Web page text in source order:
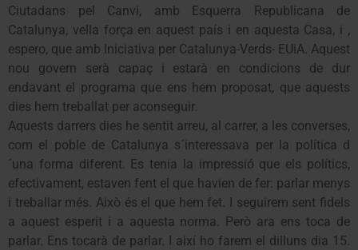
Ciutadans pel Canvi, amb Esquerra Republicana de
Catalunya, vella força en aquest país i en aquesta Casa, i ,
espero, que amb Iniciativa per Catalunya-Verds- EUiA. Aquest
nou govern serà capaç i estarà en condicions de dur
endavant el programa que ens hem proposat, que aquests
dies hem treballat per aconseguir.
Aquests darrers dies he sentit arreu, al carrer, a les converses,
com el poble de Catalunya s´interessava per la política d
´una forma diferent. Es tenia la impressió que els polítics,
efectivament, estaven fent el que havien de fer: parlar menys
i treballar més. Això és el que hem fet. I seguirem sent fidels
a aquest esperit i a aquesta norma. Però ara ens toca de
parlar. Ens tocarà de parlar. I així ho farem el dilluns dia 15.